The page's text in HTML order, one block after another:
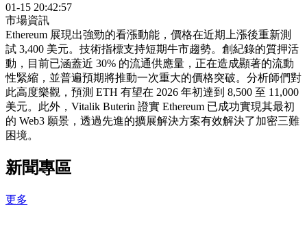
01-15 20:42:57
市場資訊
Ethereum 展現出強勁的看漲動能，價格在近期上漲後重新測
試 3,400 美元。技術指標支持短期牛市趨勢。創紀錄的質押活
動，目前已涵蓋近 30% 的流通供應量，正在造成顯著的流動
性緊縮，並普遍預期將推動一次重大的價格突破。分析師們對
此高度樂觀，預測 ETH 有望在 2026 年初達到 8,500 至 11,000
美元。此外，Vitalik Buterin 證實 Ethereum 已成功實現其最初
的 Web3 願景，透過先進的擴展解決方案有效解決了加密三難
困境。
新聞專區
更多